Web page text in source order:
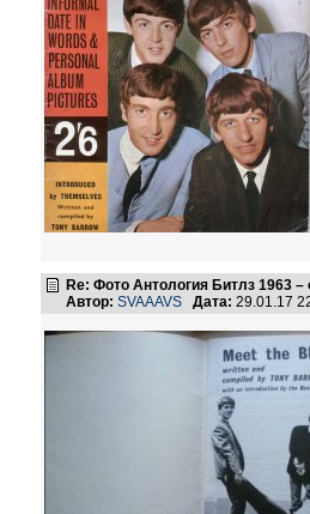
Re: Фото Антология Битлз 1963 –
Автор: SVAAAVS Дата: 29.01.17